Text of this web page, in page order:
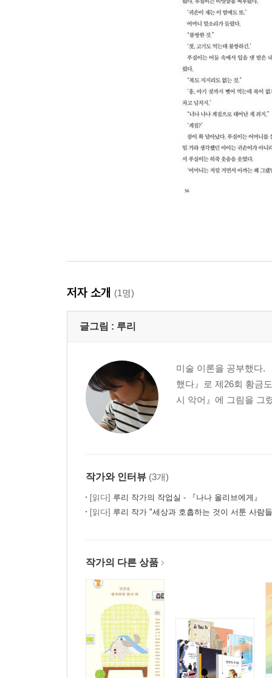
저자 소개 (1명)
글그림 : 루리
미술 이론을 공부했다.
했다』로 제26회 황금
시 악어』에 그림을 그
작가와 인터뷰 (3개)
[읽다] 루리 작가의 작업실 - 『나나 올리브에게』
[읽다] 루리 작가 "세상과 호흡하는 것이 서툰 사람
작가의 다른 상품